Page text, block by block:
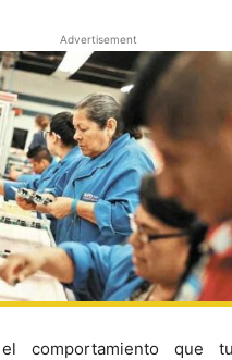
Advertisement
comportamiento que